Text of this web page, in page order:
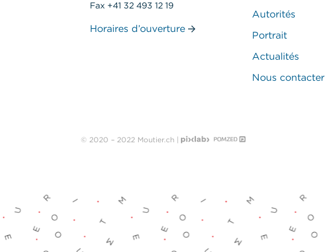
Fax +41 32 493 12 19
Horaires d’ouverture
Autorités
Portrait
Actualités
Nous contacter
© 2020 – 2022 Moutier.ch |